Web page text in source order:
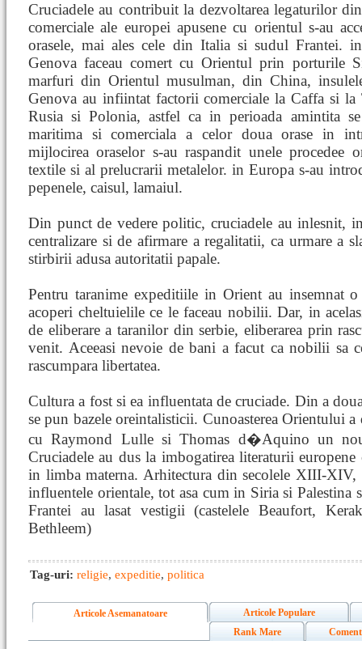
Cruciadele au contribuit la dezvoltarea legaturilor
comerciale ale europei apusene cu orientul s-au
orasele, mai ales cele din Italia si sudul Frantei.
Genova faceau comert cu Orientul prin porturile
marfuri din Orientul musulman, din China,
Genova au infiintat factorii comerciale la Caffa si la
Rusia si Polonia, astfel ca in perioada amintita
maritima si comerciala a celor doua orase in
mijlocirea oraselor s-au raspandit unele procedee
textile si al prelucrarii metalelor. in Europa s-au
pepenele, caisul, lamaiul.
Din punct de vedere politic, cruciadele au inlesnit,
centralizare si de afirmare a regalitatii, ca urmare a
stirbirii adusa autoritatii papale.
Pentru taranime expeditiile in Orient au insemnat
acoperi cheltuielile ce le faceau nobilii. Dar, in
de eliberare a taranilor din serbie, eliberarea prin
venit. Aceeasi nevoie de bani a facut ca nobilii sa
rascumpara libertatea.
Cultura a fost si ea influentata de cruciade. Din a
se pun bazele oreintalisticii. Cunoasterea Orientului
cu Raymond Lulle si Thomas d�Aquino un
Cruciadele au dus la imbogatirea literaturii
in limba materna. Arhitectura din secolele XIII-XIV,
influentele orientale, tot asa cum in Siria si
Frantei au lasat vestigii (castelele Beaufort,
Bethleem)
Tag-uri: religie, expeditie, politica
Articole Asemanatoare
Articole Populare
Rank Mare